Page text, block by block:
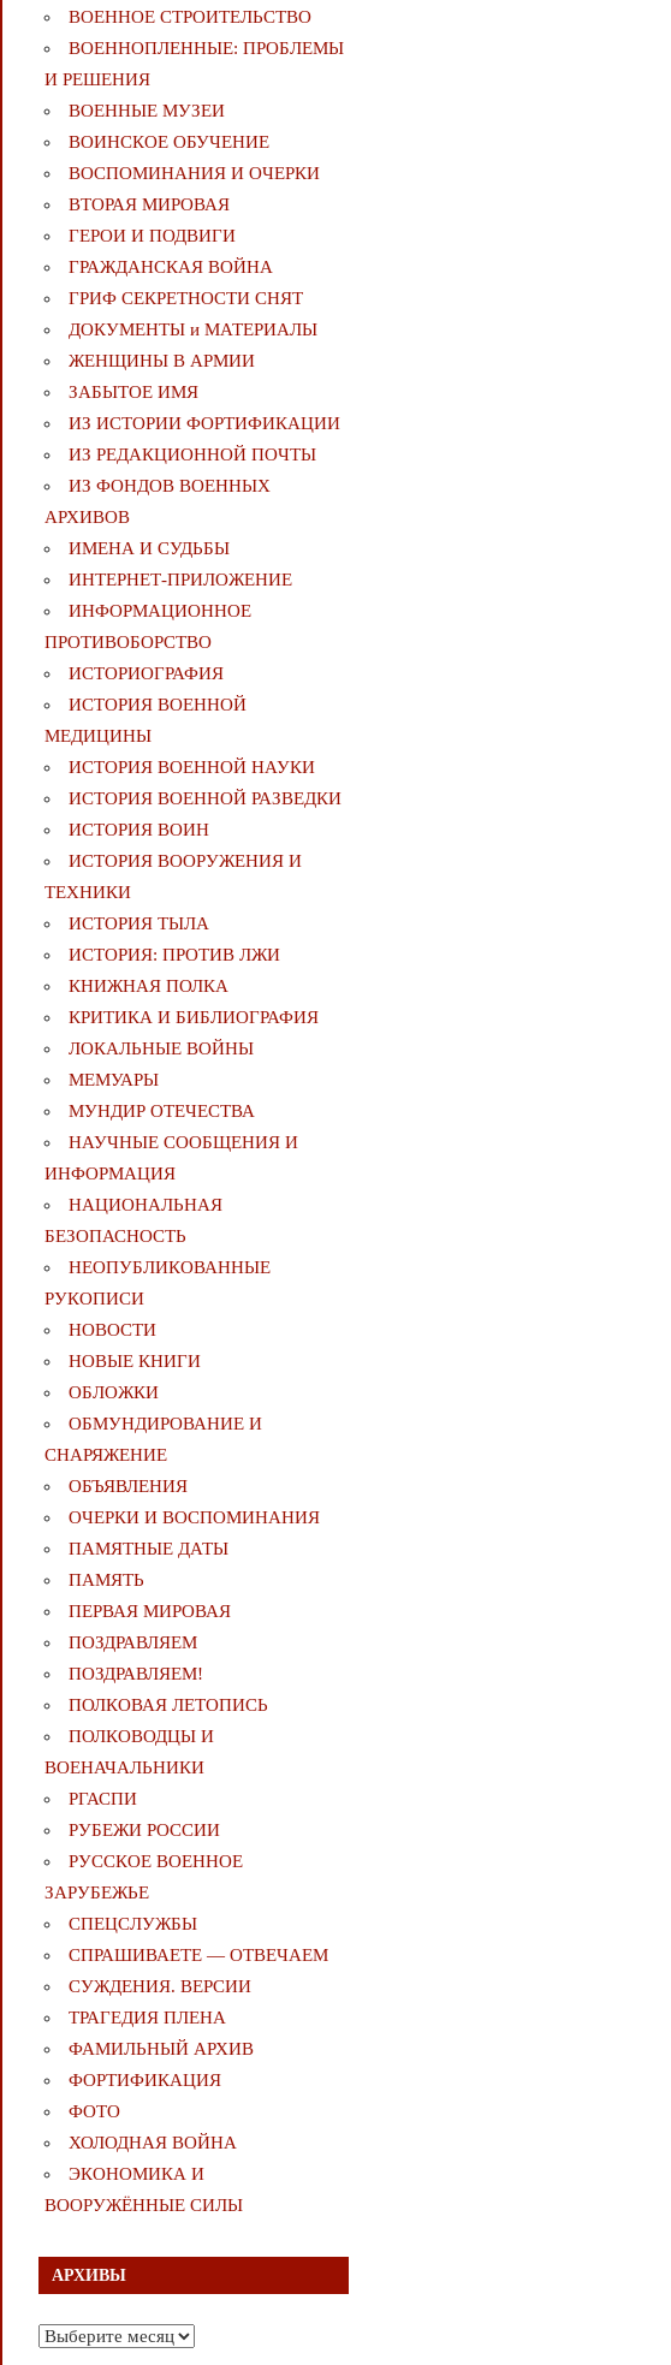
ВОЕННОЕ СТРОИТЕЛЬСТВО
ВОЕННОПЛЕННЫЕ: ПРОБЛЕМЫ
И РЕШЕНИЯ
ВОЕННЫЕ МУЗЕИ
ВОИНСКОЕ ОБУЧЕНИЕ
ВОСПОМИНАНИЯ И ОЧЕРКИ
ВТОРАЯ МИРОВАЯ
ГЕРОИ И ПОДВИГИ
ГРАЖДАНСКАЯ ВОЙНА
ГРИФ СЕКРЕТНОСТИ СНЯТ
ДОКУМЕНТЫ и МАТЕРИАЛЫ
ЖЕНЩИНЫ В АРМИИ
ЗАБЫТОЕ ИМЯ
ИЗ ИСТОРИИ ФОРТИФИКАЦИИ
ИЗ РЕДАКЦИОННОЙ ПОЧТЫ
ИЗ ФОНДОВ ВОЕННЫХ
АРХИВОВ
ИМЕНА И СУДЬБЫ
ИНТЕРНЕТ-ПРИЛОЖЕНИЕ
ИНФОРМАЦИОННОЕ
ПРОТИВОБОРСТВО
ИСТОРИОГРАФИЯ
ИСТОРИЯ ВОЕННОЙ
МЕДИЦИНЫ
ИСТОРИЯ ВОЕННОЙ НАУКИ
ИСТОРИЯ ВОЕННОЙ РАЗВЕДКИ
ИСТОРИЯ ВОИН
ИСТОРИЯ ВООРУЖЕНИЯ И
ТЕХНИКИ
ИСТОРИЯ ТЫЛА
ИСТОРИЯ: ПРОТИВ ЛЖИ
КНИЖНАЯ ПОЛКА
КРИТИКА И БИБЛИОГРАФИЯ
ЛОКАЛЬНЫЕ ВОЙНЫ
МЕМУАРЫ
МУНДИР ОТЕЧЕСТВА
НАУЧНЫЕ СООБЩЕНИЯ И
ИНФОРМАЦИЯ
НАЦИОНАЛЬНАЯ
БЕЗОПАСНОСТЬ
НЕОПУБЛИКОВАННЫЕ
РУКОПИСИ
НОВОСТИ
НОВЫЕ КНИГИ
ОБЛОЖКИ
ОБМУНДИРОВАНИЕ И
СНАРЯЖЕНИЕ
ОБЪЯВЛЕНИЯ
ОЧЕРКИ И ВОСПОМИНАНИЯ
ПАМЯТНЫЕ ДАТЫ
ПАМЯТЬ
ПЕРВАЯ МИРОВАЯ
ПОЗДРАВЛЯЕМ
ПОЗДРАВЛЯЕМ!
ПОЛКОВАЯ ЛЕТОПИСЬ
ПОЛКОВОДЦЫ И
ВОЕНАЧАЛЬНИКИ
РГАСПИ
РУБЕЖИ РОССИИ
РУССКОЕ ВОЕННОЕ
ЗАРУБЕЖЬЕ
СПЕЦСЛУЖБЫ
СПРАШИВАЕТЕ — ОТВЕЧАЕМ
СУЖДЕНИЯ. ВЕРСИИ
ТРАГЕДИЯ ПЛЕНА
ФАМИЛЬНЫЙ АРХИВ
ФОРТИФИКАЦИЯ
ФОТО
ХОЛОДНАЯ ВОЙНА
ЭКОНОМИКА И
ВООРУЖЁННЫЕ СИЛЫ
АРХИВЫ
Архивы